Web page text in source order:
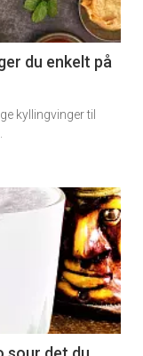
du enkelt på
kyllingvinger til